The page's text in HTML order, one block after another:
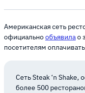
Американская сеть
официальнообъявилао
посетителям
Сеть Steak ‘n Shake,
более 500